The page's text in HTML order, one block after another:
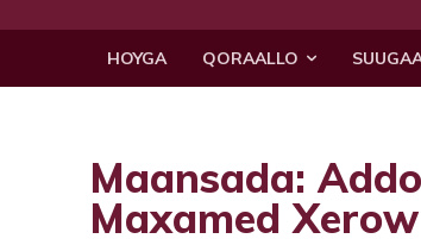
HOYGA QORAALLO
Maansada:
Maxamed Xerow